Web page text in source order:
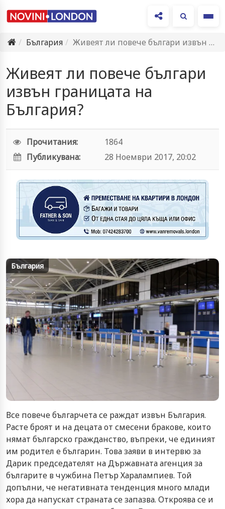
България
Живеят ли повече българи извън границата на България?
Живеят ли повече българи
извън границата на
България?
Прочитания:
1864
Публикувана:
28 Ноември 2017, 20:02
България
Все повече българчета се раждат извън България.
Расте броят и на децата от смесени бракове, които
нямат българско гражданство, въпреки, че единият
им родител е българин. Това заяви в интервю за
Дарик председателят на Държавната агенция за
българите в чужбина Петър Харалампиев. Той
допълни, че негативната тенденция много млади
хора да напускат страната се запазва. Откроява се и